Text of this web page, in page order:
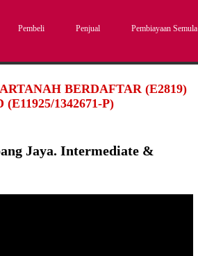
Pembeli Penjual Pembiayaan Semula
BERDAFTAR (E2819)
1342671-P)
Jaya. Intermediate &